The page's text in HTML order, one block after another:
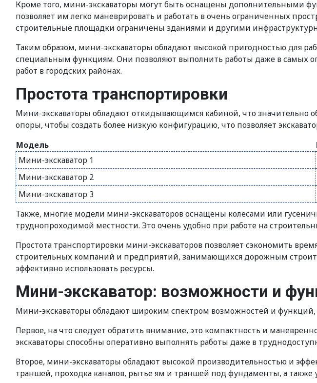
Кроме того, мини-экскаваторы могут быть оснащены дополнительными
позволяет им легко маневрировать и работать в очень ограниченных
строительные площадки ограничены зданиями и другими
Таким образом, мини-экскаваторы обладают высокой пригодностью для
специальным функциям. Они позволяют выполнить работы даже в самых
работ в городских районах.
Простота транспортировки
Мини-экскаваторы обладают откидывающимся кабиной, что значительно
опоры, чтобы создать более низкую конфигурацию, что позволяет
Модель
Мини-экскаватор 1
Мини-экскаватор 2
Мини-экскаватор 3
Также, многие модели мини-экскаваторов оснащены колесами или
труднопроходимой местности. Это очень удобно при работе на
Простота транспортировки мини-экскаваторов позволяет сэкономить
строительных компаний и предприятий, занимающихся дорожным
эффективно использовать ресурсы.
Мини-экскаватор: возможности и
Мини-экскаваторы обладают широким спектром возможностей и
Первое, на что следует обратить внимание, это компактность и
экскаваторы способны оперативно выполнять работы даже в
Второе, мини-экскаваторы обладают высокой производительностью и
траншей, проходка каналов, рытье ям и траншей под фундаменты, а также